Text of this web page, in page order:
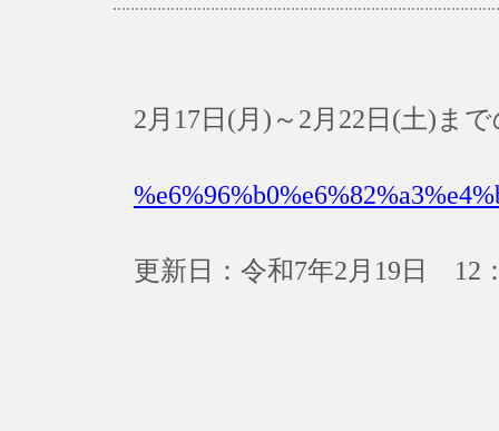
2月17日(月)～2月22日(土)ま
更新日：令和7年2月19日 12